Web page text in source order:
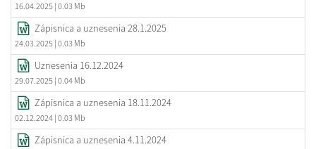
16.04.2025 | 0.03 Mb
Zápisnica a uznesenia 28.1.2025
24.03.2025 | 0.03 Mb
Uznesenia 16.12.2024
29.07.2025 | 0.04 Mb
Zápisnica a uznesenia 18.11.2024
02.12.2024 | 0.03 Mb
Zápisnica a uznesenia 4.11.2024